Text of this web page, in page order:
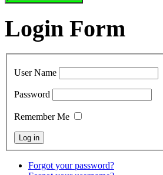
Login Form
User Name
Password
Remember Me
Forgot your password?